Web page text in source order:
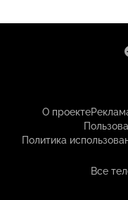
О проекте
Политика
Все